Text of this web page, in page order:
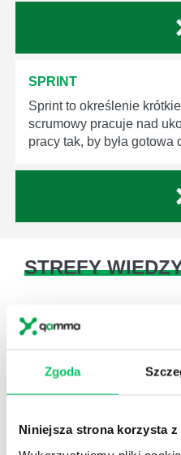
Zgoda
Niniejsza strona korzysta
SPRINT
Sprint to określenie
scrumowy pracuje nad
pracy tak, by była gotowa
STREFY
WikiGamma
Autorskie raporty,